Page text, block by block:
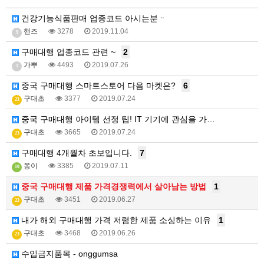
건강기능식품판매 업종코드 아시는분ᆢ
9 핸즈 3278 2019.11.04
구매대행 업종코드 관련 ~ 2
가뿌 4493 2019.07.26
중국 구매대행 스마트스토어 다음 마켓은? 6
23 구대초 3377 2019.07.24
중국 구매대행 아이템 선정 팁! IT 기기에 관심을 가…
23 구대초 3665 2019.07.24
구매대행 4개월차 초보입니다. 7
10 쫑이 3385 2019.07.11
중국 구매대행 제품 가격경쟁력에서 살아남는 방법 1
23 구대초 3451 2019.06.27
내가 해외 구매대행 가격 저렴한 제품 소싱하는 이유 1
23 구대초 3468 2019.06.26
수입금지품목 - onggumsa